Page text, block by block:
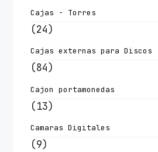
Cajas - Torres
(24)
Cajas externas para Discos
(84)
Cajon portamonedas
(13)
Camaras Digitales
(9)